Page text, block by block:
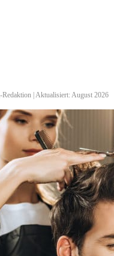
| Aktualisiert: August 2026